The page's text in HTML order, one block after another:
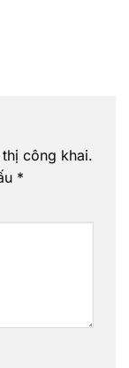
công khai.
*